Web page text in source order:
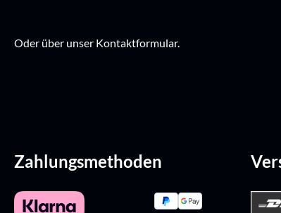
Oder über unser Kontaktformular.
Zahlungsmethoden